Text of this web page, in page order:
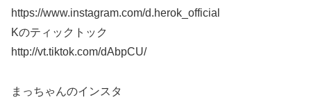
https://www.instagram.com/d.herok_official
Kのティックトック
http://vt.tiktok.com/dAbpCU/
まっちゃんのインスタ